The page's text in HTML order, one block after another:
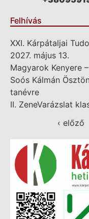
Felhívás
XXI. Kárpátaljai
2027. május 13.
Magyarok Kenyere
Soós Kálmán
tanévre
II. ZeneVarázslat
‹ előző